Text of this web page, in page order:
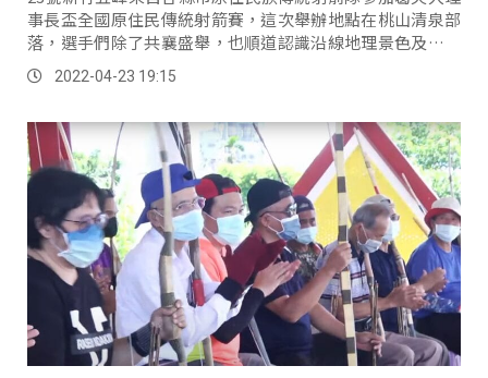
事長盃全國原住民傳統射箭賽，這次舉辦地點在桃山清泉部
落，選手們除了共襄盛舉，也順道認識沿線地理景色及當地
人文故事，對這邊的印象相當深刻。
2022-04-23 19:15